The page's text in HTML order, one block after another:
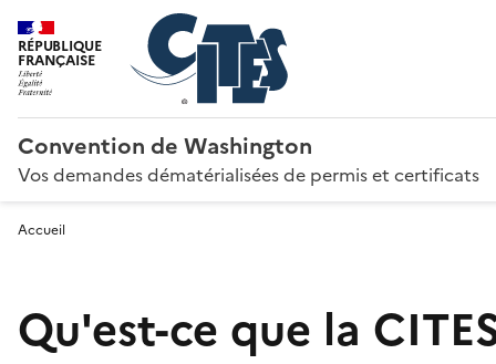
RÉPUBLIQUE
FRANÇAISE
Convention de Washington
Vos demandes dématérialisées de permis et certificats
Accueil
Qu'est-ce que la